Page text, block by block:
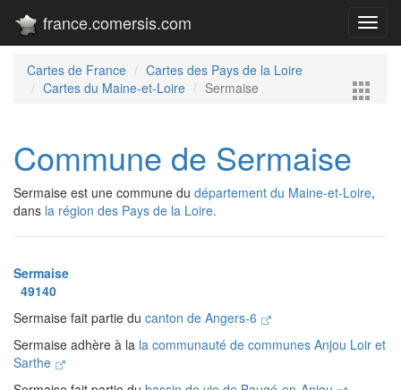
france.comersis.com
Cartes de France
Cartes des Pays de la Loire
Cartes du Maine-et-Loire
Sermaise
Commune de Sermaise
Sermaise est une commune du département du Maine-et-Loire,
dans la région des Pays de la Loire.
Sermaise
49140
Sermaise fait partie du canton de Angers-6
Sermaise adhère à la la communauté de communes Anjou Loir et
Sarthe